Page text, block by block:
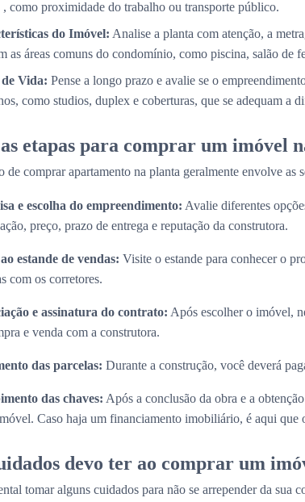
, como proximidade do trabalho ou transporte público.
do Imóvel: Analise a planta com atenção, a
as áreas comuns do condomínio, como piscina, salão de
Vida: Pense a longo prazo e avalie se o
como studios, duplex e coberturas, que se adequam a
etapas para comprar um imóvel
de comprar apartamento na planta geralmente envolve as
e escolha do empreendimento: Avalie diferentes
preço, prazo de entrega e reputação da construtora.
estande de vendas: Visite o estande para conhecer o
com os corretores.
e assinatura do contrato: Após escolher o imóvel,
e venda com a construtora.
das parcelas: Durante a construção, você deverá
das chaves: Após a conclusão da obra e a
Caso haja um financiamento imobiliário, é aqui que
devo ter ao comprar um
tomar alguns cuidados para não se arrepender da sua